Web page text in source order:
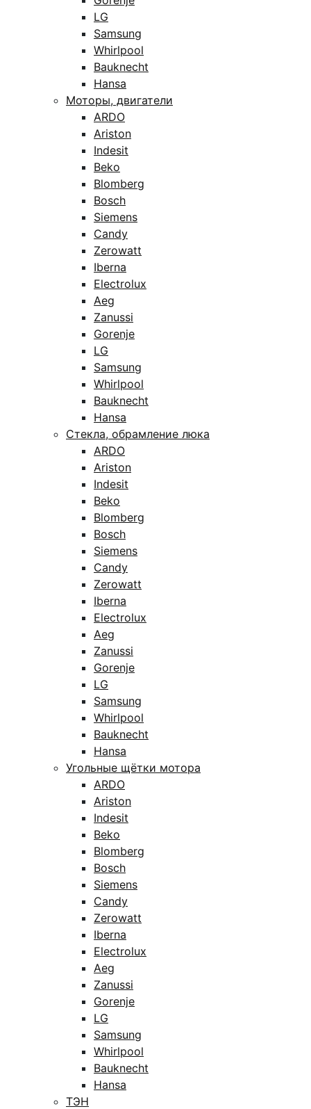
LG
Samsung
Whirlpool
Bauknecht
Hansa
Моторы, двигатели
ARDO
Ariston
Indesit
Beko
Blomberg
Bosch
Siemens
Candy
Zerowatt
Iberna
Electrolux
Aeg
Zanussi
Gorenje
LG
Samsung
Whirlpool
Bauknecht
Hansa
Стекла, обрамление люка
ARDO
Ariston
Indesit
Beko
Blomberg
Bosch
Siemens
Candy
Zerowatt
Iberna
Electrolux
Aeg
Zanussi
Gorenje
LG
Samsung
Whirlpool
Bauknecht
Hansa
Угольные щётки мотора
ARDO
Ariston
Indesit
Beko
Blomberg
Bosch
Siemens
Candy
Zerowatt
Iberna
Electrolux
Aeg
Zanussi
Gorenje
LG
Samsung
Whirlpool
Bauknecht
Hansa
ТЭН